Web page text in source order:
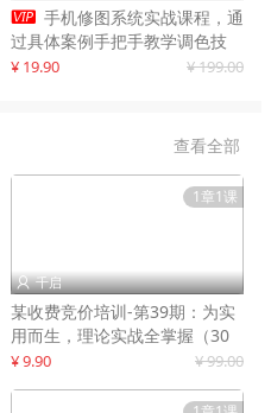
 手机修图系统实战课程，通
过具体案例手把手教学调色技
巧，实现副业变现
¥ 19.90 ¥ 199.00
查看全部
1章1课
 千启
某收费竞价培训-第39期：为实
用而生，理论实战全掌握（30
节课）
¥ 9.90 ¥ 99.00